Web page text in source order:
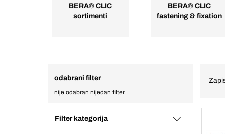
BERA® CLIC
sortimenti
BERA® CLIC
fastening & fixation
odabrani filter
nije odabran nijedan filter
Filter kategorija